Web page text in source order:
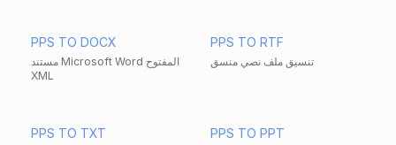
PPS TO DOCX
مستند Microsoft Word المفتوح
XML
PPS TO RTF
تنسيق ملف نصي منسق
PPS TO TXT PPS TO PPT